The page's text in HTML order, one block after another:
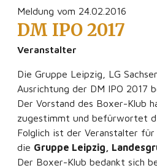
Meldung vom 24.02.2016
DM IPO 2017
Veranstalter
Die Gruppe Leipzig, LG
Ausrichtung der DM IPO 2017
Der Vorstand des Boxer-Klub
zugestimmt und befürwortet
Folglich ist der Veranstalter für
die Gruppe Leipzig,
Der Boxer-Klub bedankt sich